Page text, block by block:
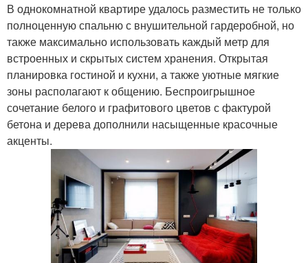
В однокомнатной квартире удалось разместить не только
полноценную спальню с внушительной гардеробной, но
также максимально использовать каждый метр для
встроенных и скрытых систем хранения. Открытая
планировка гостиной и кухни, а также уютные мягкие
зоны располагают к общению. Беспроигрышное
сочетание белого и графитового цветов с фактурой
бетона и дерева дополнили насыщенные красочные
акценты.